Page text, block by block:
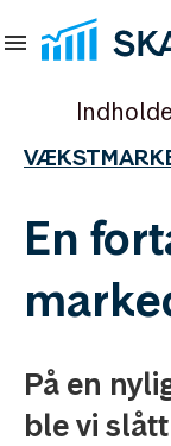
En
På en
ble vi